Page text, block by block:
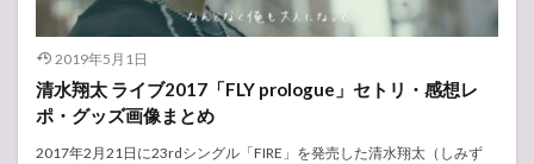
2019年5月1日
清水翔太 ライブ2017「FLY prologue」セトリ・感想レ
ポ・グッズ画像まとめ
2017年2月21日に23rdシングル「FIRE」を発売した清水翔太（しみず